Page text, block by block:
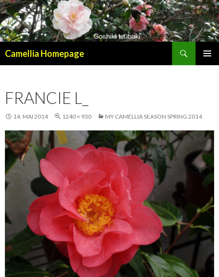
Camellia Homepage
FRANCIE L_
14. MAI 2014 1240 × 930 MY CAMELLIA SEASON SPRING 2014